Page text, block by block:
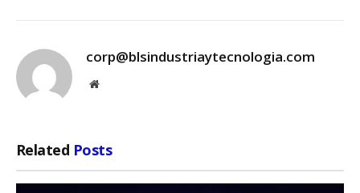
corp@blsindustriaytecnologia.com
Website
Related Posts